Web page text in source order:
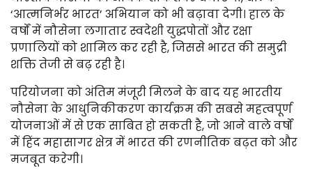
‘आत्मनिर्भर भारत’ अभियान को भी बढ़ावा देगी। हाल के
वर्षों में नौसेना लगातार स्वदेशी युद्धपोतों और रक्षा
प्रणालियों को शामिल कर रही है, जिससे भारत की समुद्री
शक्ति तेजी से बढ़ रही है।
परियोजना को अंतिम मंजूरी मिलने के बाद यह भारतीय
नौसेना के आधुनिकीकरण कार्यक्रम की सबसे महत्वपूर्ण
योजनाओं में से एक साबित हो सकती है, जो आने वाले वर्षों
में हिंद महासागर क्षेत्र में भारत की रणनीतिक बढ़त को और
मजबूत करेगी।